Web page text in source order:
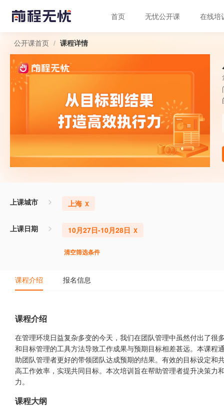
首页 无忧公开课 在线培
公开课首页 / 课程详情
上课城市 上海
上课日期 10月27日-10月28日
清空筛选条件
课程介绍 报名信息
课程介绍
在管理环境日益复杂多变的今天，我们在团队管理中虽然付出了很
和目标管理的工具方法导致工作成果与预期目标相差甚远。本课程
助团队管理者更好的带领团队达成预期的结果。有效的目标设定和
高工作效率，实现共同目标。本次培训旨在帮助管理者提升决策力
力。
课程大纲